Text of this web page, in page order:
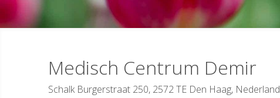
Medisch Centrum Demir
Schalk Burgerstraat 250, 2572 TE Den Haag, Nederland